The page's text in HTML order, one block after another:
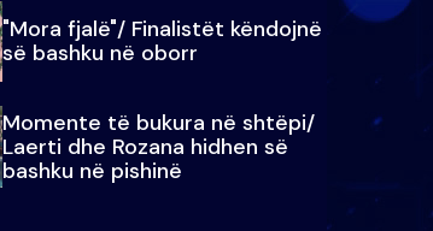
"Mora fjalë"/ Finalistët këndojnë
së bashku në oborr
Momente të bukura në shtëpi/
Laerti dhe Rozana hidhen së
bashku në pishinë